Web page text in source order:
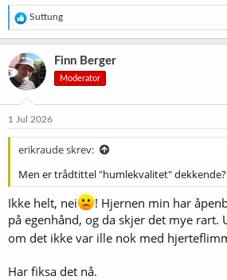
R
e
a
k
s
j
o
e
Suttung
Finn Berger
Moderator
1 Jul 2026
erikraude skrev:
Men er trådtittel "humlekvalitet" dekkende?
Ikke helt, nei
! Hjernen min har
på egenhånd, og da skjer det mye rart.
om det ikke var ille nok med
Har fiksa det nå.